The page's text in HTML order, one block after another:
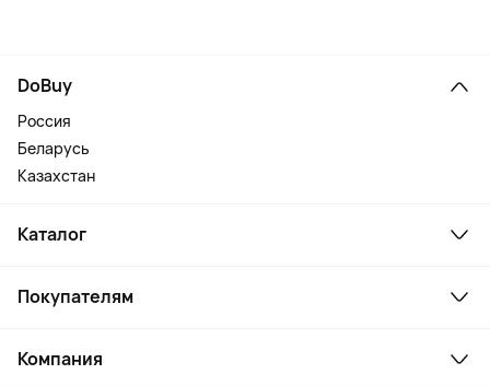
DoBuy
Россия
Беларусь
Казахстан
Каталог
Ноутбуки, мониторы, VR
Косметика и уход
Покупателям
Как заказать
Компания